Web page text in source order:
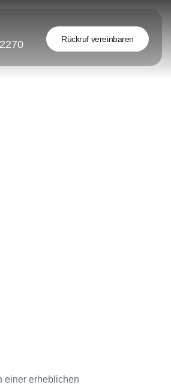
Rückruf vereinbaren
einer erheblichen